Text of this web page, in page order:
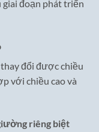
đoạn phát triển
đổi được chiều
với chiều cao và
riêng biệt